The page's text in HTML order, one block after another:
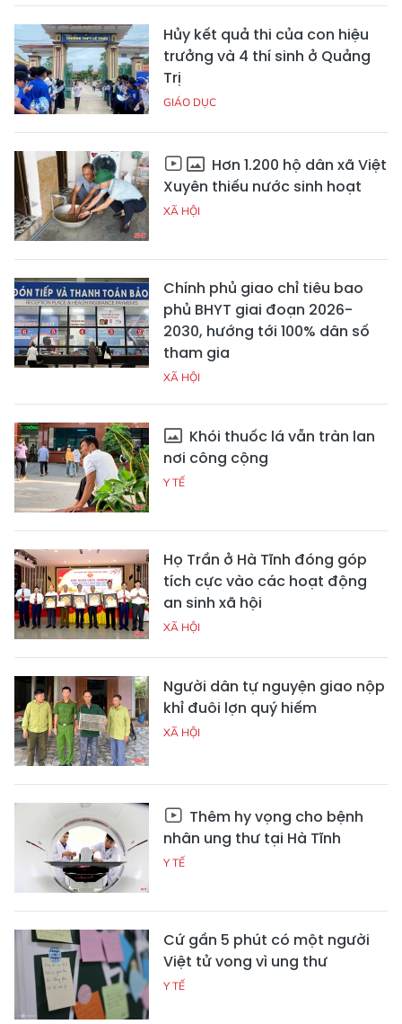
Hủy kết quả thi của con hiệu
trưởng và 4 thí sinh ở Quảng
Trị
GIÁO DỤC
Hơn 1.200 hộ dân xã Việt
Xuyên thiếu nước sinh hoạt
XÃ HỘI
Chính phủ giao chỉ tiêu bao
phủ BHYT giai đoạn 2026-
2030, hướng tới 100% dân số
tham gia
XÃ HỘI
Khói thuốc lá vẫn tràn lan
nơi công cộng
Y TẾ
Họ Trần ở Hà Tĩnh đóng góp
tích cực vào các hoạt động
an sinh xã hội
XÃ HỘI
Người dân tự nguyện giao nộp
khỉ đuôi lợn quý hiếm
XÃ HỘI
Thêm hy vọng cho bệnh
nhân ung thư tại Hà Tĩnh
Y TẾ
Cứ gần 5 phút có một người
Việt tử vong vì ung thư
Y TẾ